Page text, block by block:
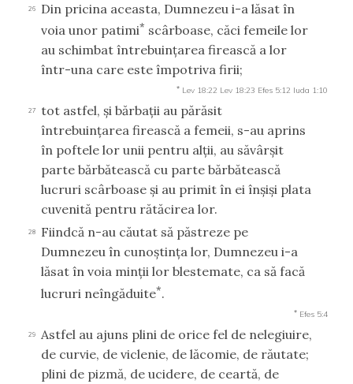
26
Din pricina aceasta, Dumnezeu i-a lăsat în
voia unor patimi* scârboase, căci femeile lor
au schimbat întrebuinţarea firească a lor
într-una care este împotriva firii;
* Lev 18:22 Lev 18:23 Efes 5:12 Iuda 1:10
27
tot astfel, şi bărbaţii au părăsit
întrebuinţarea firească a femeii, s-au aprins
în poftele lor unii pentru alţii, au săvârşit
parte bărbătească cu parte bărbătească
lucruri scârboase şi au primit în ei înşişi plata
cuvenită pentru rătăcirea lor.
28
Fiindcă n-au căutat să păstreze pe
Dumnezeu în cunoştinţa lor, Dumnezeu i-a
lăsat în voia minţii lor blestemate, ca să facă
lucruri neîngăduite*.
* Efes 5:4
29
Astfel au ajuns plini de orice fel de nelegiuire,
de curvie, de viclenie, de lăcomie, de răutate;
plini de pizmă, de ucidere, de ceartă, de